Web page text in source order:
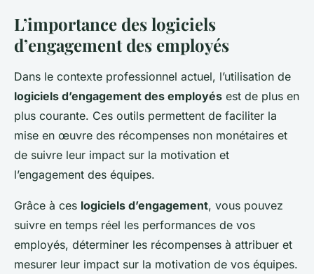
L’importance des logiciels
d’engagement des employés
Dans le contexte professionnel actuel, l’utilisation de
logiciels d’engagement des employés est de plus en
plus courante. Ces outils permettent de faciliter la
mise en œuvre des récompenses non monétaires et
de suivre leur impact sur la motivation et
l’engagement des équipes.
Grâce à ces logiciels d’engagement, vous pouvez
suivre en temps réel les performances de vos
employés, déterminer les récompenses à attribuer et
mesurer leur impact sur la motivation de vos équipes.